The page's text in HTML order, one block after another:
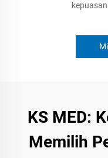
KS MED:
Memilih